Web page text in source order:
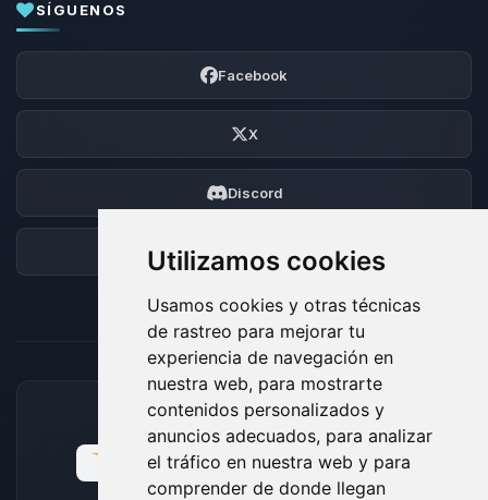
Utilizamos cookies
Usamos cookies y otras técnicas
de rastreo para mejorar tu
experiencia de navegación en
nuestra web, para mostrarte
contenidos personalizados y
anuncios adecuados, para analizar
el tráfico en nuestra web y para
comprender de donde llegan
SÍGUENOS
Facebook
X
Discord
Foro
MÉTODOS DE PAGO ACEPTADOS